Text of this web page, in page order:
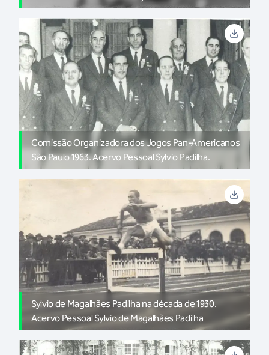
Comissão Organizadora dos Jogos Pan-Americanos
São Paulo 1963. Acervo Pessoal Sylvio Padilha.
Sylvio de Magalhães Padilha na década de 1930.
Acervo Pessoal Sylvio de Magalhães Padilha